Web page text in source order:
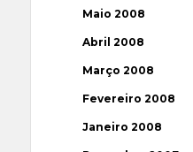
Maio 2008
Abril 2008
Março 2008
Fevereiro 2008
Janeiro 2008